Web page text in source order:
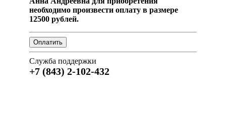
необходимо произвести оплату в размере
12500 рублей.
Служба поддержки
+7 (843) 2-102-432